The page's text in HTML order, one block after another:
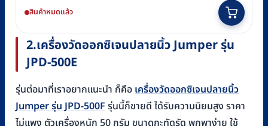
was:
is:สินค้าหมดแล้ว
2.เครื่องวัดออกซิเจนปลายนิ้วJumper รุ่น
JPD-500E
รุ่นต่อมาที่เราอยากแนะนำ ก็คือเครื่องวัดออกซิเจนปลายนิ้ว
Jumper รุ่น JPD-500Fรุ่นนี้ก็ขายดี ได้รับความนิยมสูง ราคา
ไม่แพง ตัวเครื่องหนัก 50 กรัม ขนาดกะทัดรัด พกพาง่าย ใช้